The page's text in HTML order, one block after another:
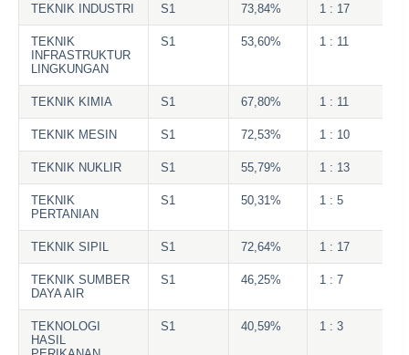
TEKNIK INDUSTRI S1 73,84% 1 : 17
TEKNIK
INFRASTRUKTUR
LINGKUNGAN
S1 53,60% 1 : 11
TEKNIK KIMIA S1 67,80% 1 : 11
TEKNIK MESIN S1 72,53% 1 : 10
TEKNIK NUKLIR S1 55,79% 1 : 13
TEKNIK
PERTANIAN
S1 50,31% 1 : 5
TEKNIK SIPIL S1 72,64% 1 : 17
TEKNIK SUMBER
DAYA AIR
S1 46,25% 1 : 7
TEKNOLOGI
HASIL
S1 40,59% 1 : 3